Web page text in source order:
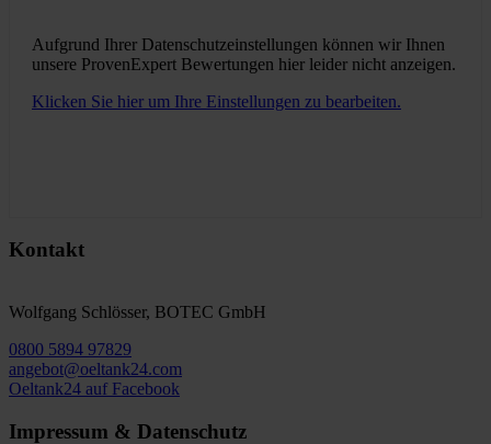
Aufgrund Ihrer Datenschutzeinstellungen können wir Ihnen
unsere ProvenExpert Bewertungen hier leider nicht anzeigen.
Klicken Sie hier um Ihre Einstellungen zu bearbeiten.
Kontakt
Wolfgang Schlösser, BOTEC GmbH
0800 5894 97829
angebot@oeltank24.com
Oeltank24 auf Facebook
Impressum & Datenschutz